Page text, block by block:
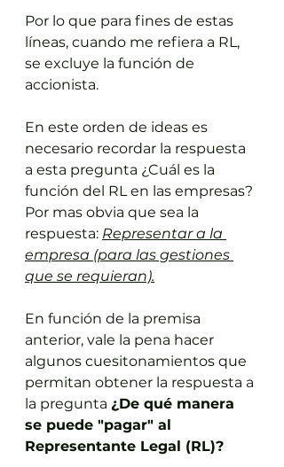
Por lo que para fines de estas
líneas, cuando me refiera a RL,
se excluye la función de
accionista.
En este orden de ideas es
necesario recordar la respuesta
a esta pregunta ¿Cuál es la
función del RL en las empresas?
Por mas obvia que sea la
respuesta: Representar a la
empresa (para las gestiones
que se requieran).
En función de la premisa
anterior, vale la pena hacer
algunos cuesitonamientos que
permitan obtener la respuesta a
la pregunta ¿De qué manera
se puede "pagar" al
Representante Legal (RL)?